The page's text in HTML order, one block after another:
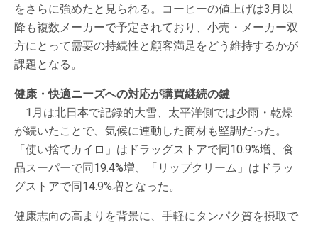
をさらに強めたと見られる。コーヒーの値上げは3月以
降も複数メーカーで予定されており、小売・メーカー双
方にとって需要の持続性と顧客満足をどう維持するかが
課題となる。
健康・快適ニーズへの対応が購買継続の鍵
1月は北日本で記録的大雪、太平洋側では少雨・乾燥
が続いたことで、気候に連動した商材も堅調だった。
「使い捨てカイロ」はドラッグストアで同10.9%増、食
品スーパーで同19.4%増、「リップクリーム」はドラッ
グストアで同14.9%増となった。
健康志向の高まりを背景に、手軽にタンパク質を摂取で